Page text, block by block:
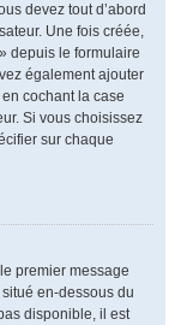
devez tout d’abord
Une fois créée,
depuis le formulaire
également ajouter
cochant la case
Si vous choisissez
sur chaque
premier message
en-dessous du
disponible, il est